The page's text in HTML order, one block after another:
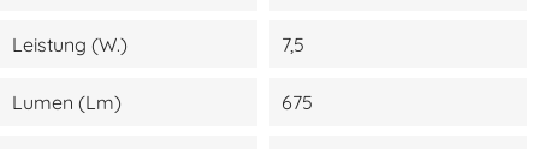
Leistung (W.) 7,5
Lumen (lm) 675